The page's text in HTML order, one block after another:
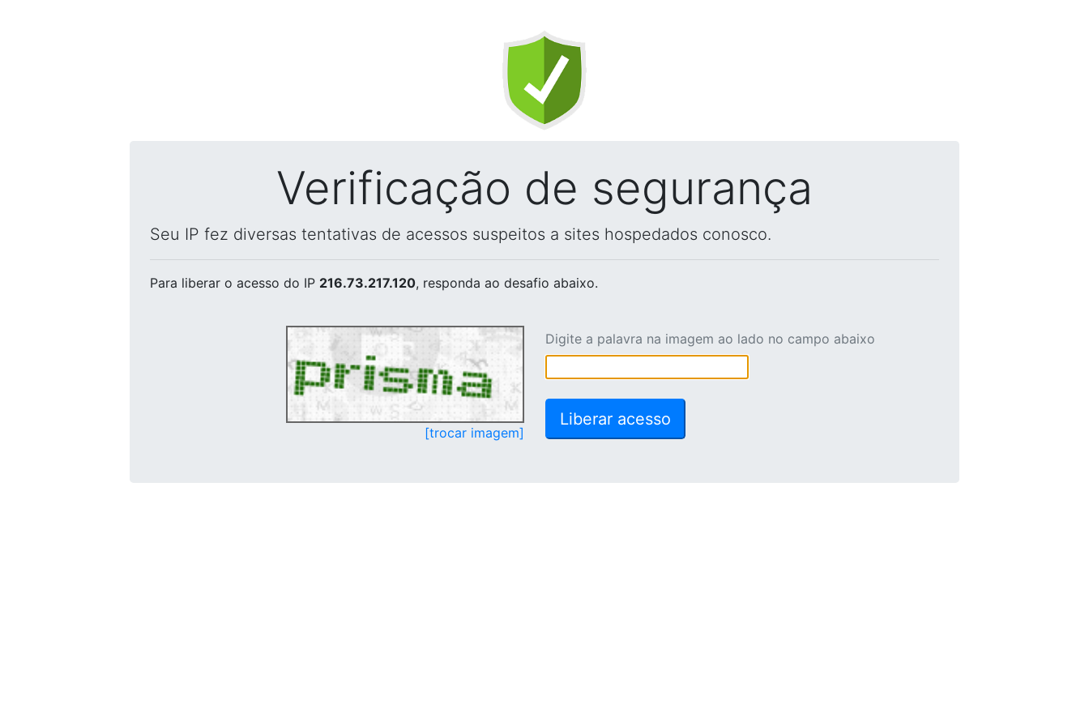
Verificação de segurança
Seu IP fez diversas tentativas de acessos suspeitos a sites hospedados conosco.
Para liberar o acesso do IP 216.73.217.120, responda ao desafio abaixo.
[trocar imagem]
Digite a palavra na imagem ao lado no campo abaixo